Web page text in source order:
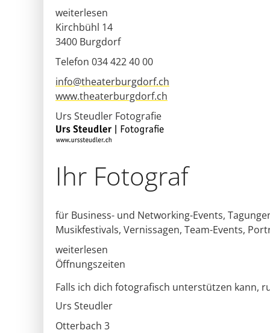
weiterlesen
Kirchbühl 14
3400 Burgdorf
Telefon 034 422 40 00
info@theaterburgdorf.ch
www.theaterburgdorf.ch
Urs Steudler Fotografie
Ihr Fotograf
für Business- und Networking-Events,
Musikfestivals, Vernissagen, Team-Events,
weiterlesen
Öffnungszeiten
Falls ich dich fotografisch unterstützen kann,
Urs Steudler
Otterbach 3